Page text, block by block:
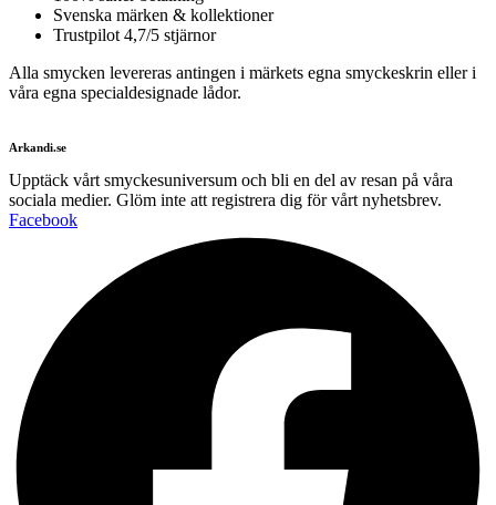
Svenska märken & kollektioner
Trustpilot 4,7/5 stjärnor
Alla smycken levereras antingen i märkets egna smyckeskrin eller i
våra egna specialdesignade lådor.
Arkandi.se
Upptäck vårt smyckesuniversum och bli en del av resan på våra
sociala medier. Glöm inte att registrera dig för vårt nyhetsbrev.
Facebook